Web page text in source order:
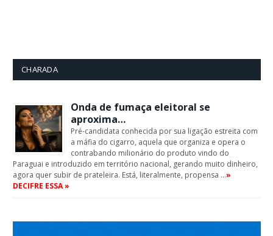
CHARADA
Onda de fumaça eleitoral se
aproxima…
Pré-candidata conhecida por sua ligação estreita com
a máfia do cigarro, aquela que organiza e opera o
contrabando milionário do produto vindo do
Paraguai e introduzido em território nacional, gerando muito dinheiro,
agora quer subir de prateleira. Está, literalmente, propensa …»
DECIFRE ESSA »